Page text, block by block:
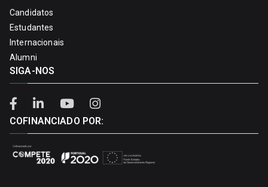
Candidatos
Estudantes
Internacionais
Alumni
SIGA-NOS
COFINANCIADO POR: